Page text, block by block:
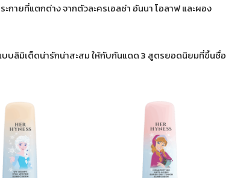
กายที่แตกต่าง จากตัวละครเอลซ่า อันนา โอลาฟ และผอง
บบลิมิเต็ดน่ารักน่าสะสม ให้กับกันแดด 3 สูตรยอดนิยมที่ขึ้นชื่อ